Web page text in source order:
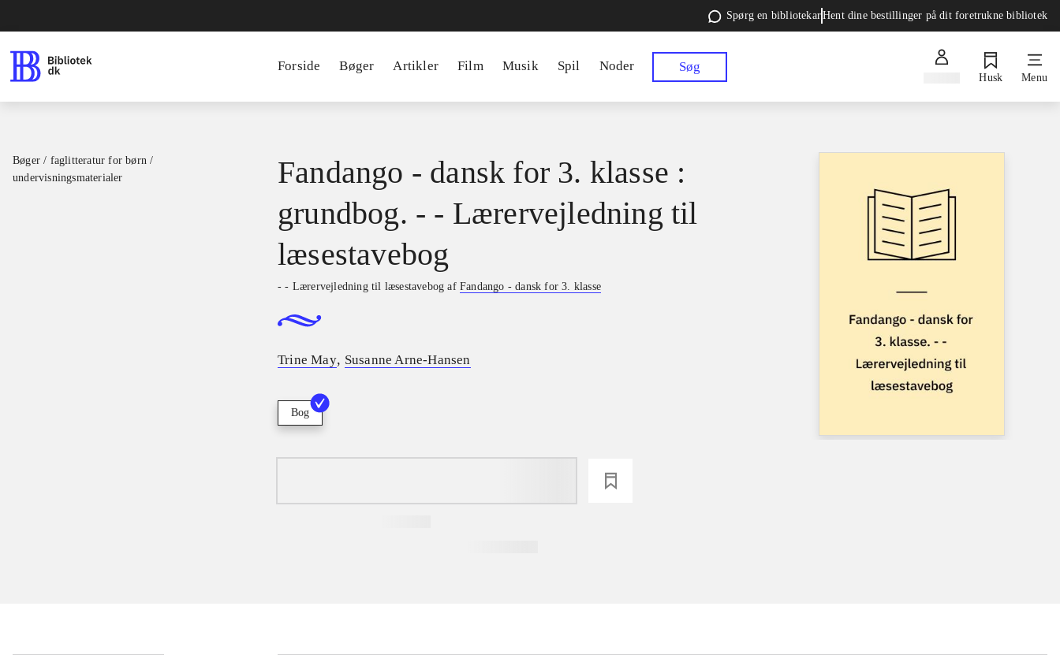
Spørg en bibliotekarHent dine bestillinger på dit foretrukne bibliotek
Forside Bøger Artikler Film Musik Spil Noder Søg
Husk Menu
Bøger / faglitteratur for børn /
undervisningsmaterialer
Fandango - dansk for 3. klasse :
grundbog. - - Lærervejledning til
læsestavebog
- - Lærervejledning til læsestavebog af Fandango - dansk for 3. klasse
Trine May, Susanne Arne-Hansen
Bog